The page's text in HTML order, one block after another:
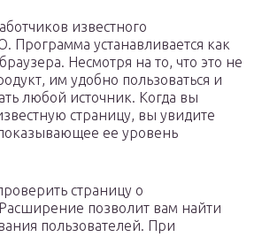
известного
Программа устанавливается как
Несмотря на то, что это не
им удобно пользоваться и
любой источник. Когда вы
страницу, вы увидите
ее уровень
страницу о
позволит вам найти
пользователей. При